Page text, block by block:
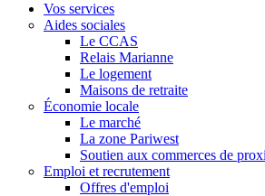
Vos services
Aides sociales
Le CCAS
Relais Marianne
Le logement
Maisons de retraite
Économie locale
Le marché
La zone Pariwest
Soutien aux commerces de
Emploi et recrutement
Offres d'emploi